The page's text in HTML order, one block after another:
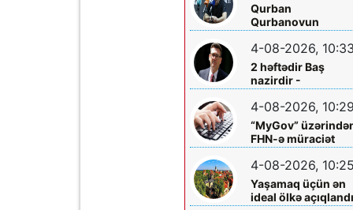
Qurban
Qurbanovun
mətbuat konfransı
Bakıda olacaq
4-08-2026, 10:33
2 həftədir Baş
nazirdir -
Məzuniyyətə çıxır
4-08-2026, 10:29
“MyGov”
FHN-ə müraciət
etmək olacaq
4-08-2026, 10:25
Yaşamaq üçün ən
ideal ölkə açıqlandı